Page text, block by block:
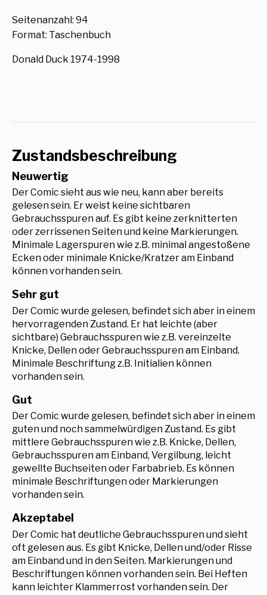
Seitenanzahl: 94
Format: Taschenbuch
Donald Duck 1974-1998
Zustandsbeschreibung
Neuwertig
Der Comic sieht aus wie neu, kann aber bereits
gelesen sein. Er weist keine sichtbaren
Gebrauchsspuren auf. Es gibt keine zerknitterten
oder zerrissenen Seiten und keine Markierungen.
Minimale Lagerspuren wie z.B. minimal angestoßene
Ecken oder minimale Knicke/Kratzer am Einband
können vorhanden sein.
Sehr gut
Der Comic wurde gelesen, befindet sich aber in einem
hervorragenden Zustand. Er hat leichte (aber
sichtbare) Gebrauchsspuren wie z.B. vereinzelte
Knicke, Dellen oder Gebrauchsspuren am Einband.
Minimale Beschriftung z.B. Initialien können
vorhanden sein.
Gut
Der Comic wurde gelesen, befindet sich aber in einem
guten und noch sammelwürdigen Zustand. Es gibt
mittlere Gebrauchsspuren wie z.B. Knicke, Dellen,
Gebrauchsspuren am Einband, Vergilbung, leicht
gewellte Buchseiten oder Farbabrieb. Es können
minimale Beschriftungen oder Markierungen
vorhanden sein.
Akzeptabel
Der Comic hat deutliche Gebrauchsspuren und sieht
oft gelesen aus. Es gibt Knicke, Dellen und/oder Risse
am Einband und in den Seiten. Markierungen und
Beschriftungen können vorhanden sein. Bei Heften
kann leichter Klammerrost vorhanden sein. Der